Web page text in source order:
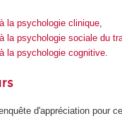
la psychologie clinique,
la psychologie sociale du
la psychologie cognitive.
d'appréciation pour